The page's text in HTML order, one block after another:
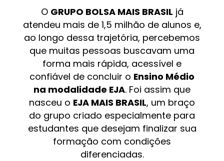
O GRUPO BOLSA MAIS BRASIL já
atendeu mais de 1,5 milhão de alunos e,
ao longo dessa trajetória, percebemos
que muitas pessoas buscavam uma
forma mais rápida, acessível e
confiável de concluir o Ensino Médio
na modalidade EJA. Foi assim que
nasceu o EJA MAIS BRASIL, um braço
do grupo criado especialmente para
estudantes que desejam finalizar sua
formação com condições
diferenciadas.